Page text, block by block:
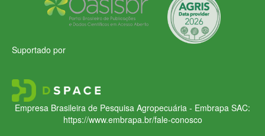
Suportado por
Empresa Brasileira de Pesquisa Agropecuária - Embrapa SAC:
https://www.embrapa.br/fale-conosco